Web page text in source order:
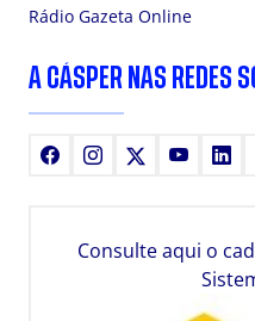
Rádio Gazeta Online
A CÁSPER NAS REDES
FacebookInstagram Youtube
Consulte aqui o